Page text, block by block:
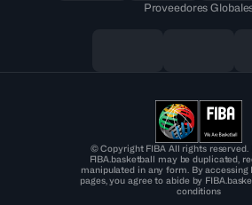
Proveedores
© Copyright FIBA All rights reserved.
FIBA.basketball may be duplicated,
manipulated in any form. By accessing
pages, you agree to abide by
conditions